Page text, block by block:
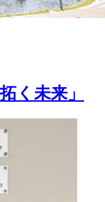
く未来」